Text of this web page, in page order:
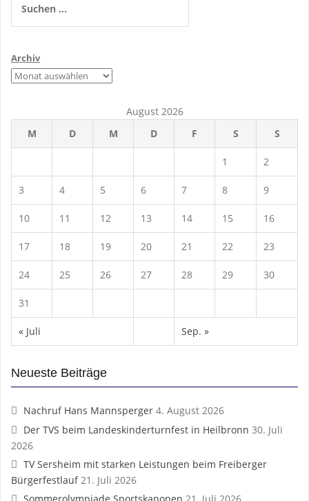
nach:
Archiv
August 2026
M
D M D F S S
1 2
3 4 5 6 7 8 9
10 11 12 13 14 15 16
17 18 19 20 21 22 23
24 25 26 27 28 29 30
31
« Juli Sep. »
Neueste Beiträge
Nachruf Hans Mannsperger 4. August 2026
Der TVS beim Landeskinderturnfest in Heilbronn 30. Juli
2026
TV Sersheim mit starken Leistungen beim Freiberger
Bürgerfestlauf 21. Juli 2026